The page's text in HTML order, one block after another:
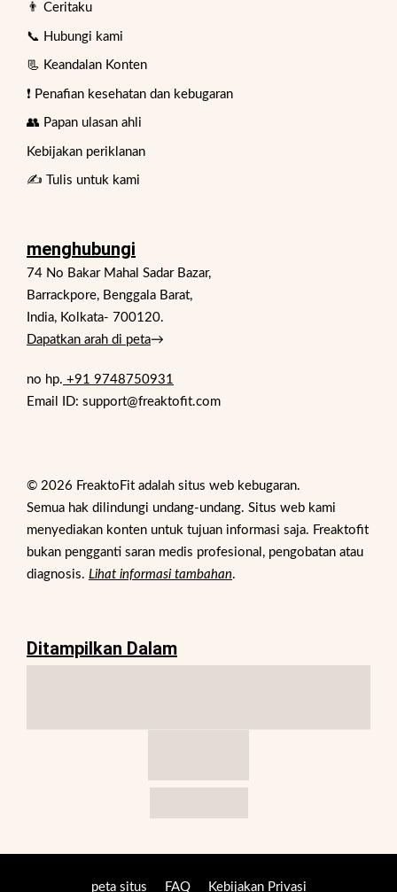
👨 Ceritaku
📞 Hubungi kami
📃 Keandalan Konten
❗ Penafian kesehatan dan kebugaran
👥 Papan ulasan ahli
Kebijakan periklanan
✍️ Tulis untuk kami
menghubungi
74 No Bakar Mahal Sadar Bazar,
Barrackpore, Benggala Barat,
India, Kolkata- 700120.
Dapatkan arah di peta→
no hp. +91 9748750931
Email ID: support@freaktofit.com
© 2026 FreaktoFit adalah situs web kebugaran.
Semua hak dilindungi undang-undang. Situs web kami
menyediakan konten untuk tujuan informasi saja. Freaktofit
bukan pengganti saran medis profesional, pengobatan atau
diagnosis. Lihat informasi tambahan.
Ditampilkan Dalam
peta situs FAQ Kebijakan Privasi